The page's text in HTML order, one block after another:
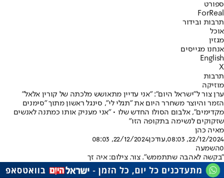
ספורט
ForReal
תרבות ובידור
אוכל
מגזין
אנחנו מגייסים
English
X
תרבות
מוזיקה
ערן צור ל"ישראל היום": "אני עדיין מתאושש מלכתה של קורין אלאל"
הזמר והיוצר משחרר היום את "תגלי לי", סינגל ראשון מתוך "סימנים
מקדימים", אלבום הסולו החדש שלו • "אני מעניק אותו כמתנה לאנשים
שזקוקים לנשימה בתקופה הזו"
מאיה כהן
22/12/2024, 08:03
,עודכן22/12/2024, 08:03
0השמעה
"בקשה לאהבה שתתממש". צור. צילום: איה זך